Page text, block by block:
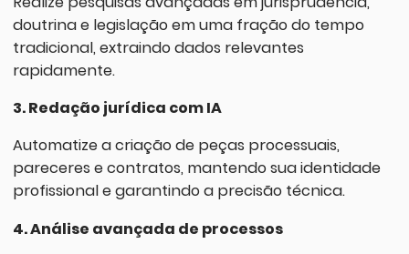
doutrina e legislação em uma fração do tempo
tradicional, extraindo dados relevantes
rapidamente.
3. Redação jurídica com IA
Automatize a criação de peças processuais,
pareceres e contratos, mantendo sua identidade
profissional e garantindo a precisão técnica.
4. Análise avançada de processos